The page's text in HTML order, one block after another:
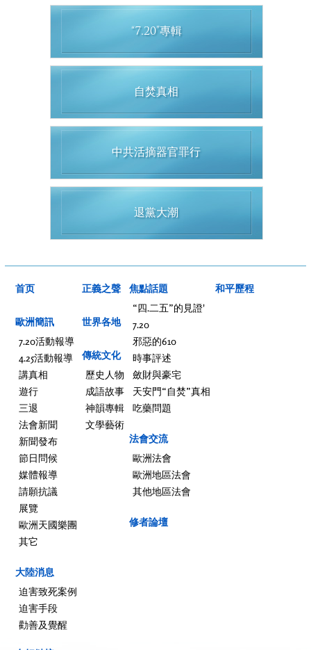
“7.20”專輯
自焚真相
中共活摘器官罪行
退黨大潮
首页
歐洲簡訊
7.20活動報導
4.25活動報導
講真相
遊行
三退
法會新聞
新聞發布
節日問候
媒體報導
請願抗議
展覽
歐洲天國樂團
其它
大陸消息
迫害致死案例
迫害手段
勸善及覺醒
正義之聲
世界各地
傳統文化
歷史人物
成語故事
神韻專輯
文學藝術
焦點話題
“四.二五”的見證'
7.20
邪惡的610
時事評述
斂財與豪宅
天安門“自焚”真相
吃藥問題
法會交流
歐洲法會
歐洲地區法會
其他地區法會
修者論壇
和平歷程